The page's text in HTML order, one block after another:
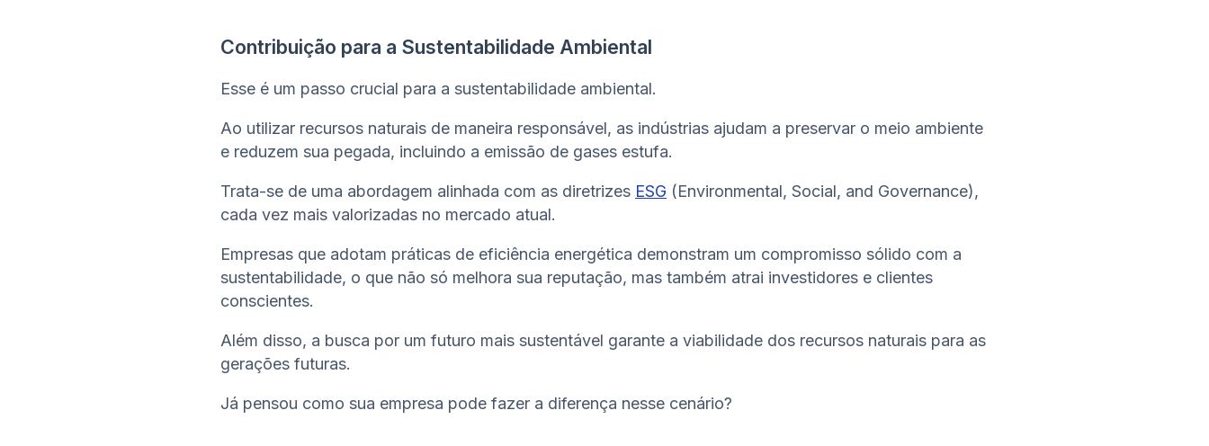
Contribuição para a Sustentabilidade Ambiental
Esse é um passo crucial para a sustentabilidade ambiental.
Ao utilizar recursos naturais de maneira responsável, as indústrias ajudam a preservar o meio ambiente
e reduzem sua pegada, incluindo a emissão de gases estufa.
Trata-se de uma abordagem alinhada com as diretrizes ESG (Environmental, Social, and Governance),
cada vez mais valorizadas no mercado atual.
Empresas que adotam práticas de eficiência energética demonstram um compromisso sólido com a
sustentabilidade, o que não só melhora sua reputação, mas também atrai investidores e clientes
conscientes.
Além disso, a busca por um futuro mais sustentável garante a viabilidade dos recursos naturais para as
gerações futuras.
Já pensou como sua empresa pode fazer a diferença nesse cenário?